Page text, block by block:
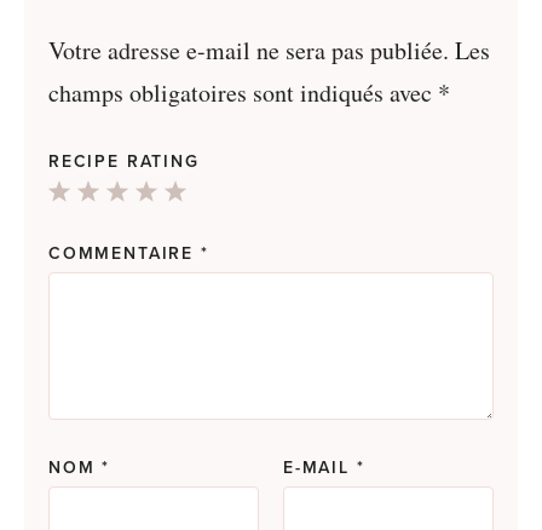
Votre adresse e-mail ne sera pas publiée. Les
champs obligatoires sont indiqués avec *
RECIPE RATING
4
3
2
1
COMMENTAIRE *
NOM* E-MAIL *